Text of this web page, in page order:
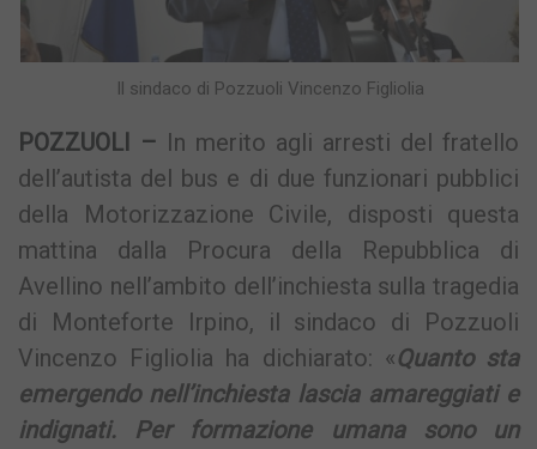
Il sindaco di Pozzuoli Vincenzo Figliolia
POZZUOLI – In merito agli arresti del fratello
dell’autista del bus e di due funzionari pubblici
della Motorizzazione Civile, disposti questa
mattina dalla Procura della Repubblica di
Avellino nell’ambito dell’inchiesta sulla tragedia
di Monteforte Irpino, il sindaco di Pozzuoli
Vincenzo Figliolia ha dichiarato: «Quanto sta
emergendo nell’inchiesta lascia amareggiati e
indignati. Per formazione umana sono un